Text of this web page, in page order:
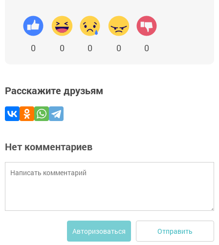
0 0 0 0 0
Расскажите друзьям
Нет комментариев
Авторизоваться Отправить